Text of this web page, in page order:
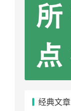
经典文章